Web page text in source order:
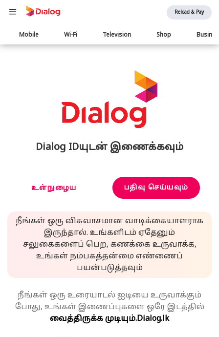
Reload & Pay
Main
navigation
Mobile Wi-Fi Television Shop
Dialog IDயுடன் இணைக்கவும்
உள்நுழைய பதிவு செய்யவும்
நீங்கள் ஒரு விசுவாசமான வாடிக்கையாளராக
இருந்தால். உங்களிடம் ஏதேனும்
சலுகைகளைப் பெற, கணக்கை உருவாக்க,
உங்கள் நம்பகத்தன்மை எண்ணைப்
பயன்படுத்தவும்
நீங்கள் ஒரு உரையாடல் ஐடியை உருவாக்கும்
போது, உங்கள் இணைப்புகளை ஒரே இடத்தில்
வைத்திருக்க முடியும்.Dialog.lk